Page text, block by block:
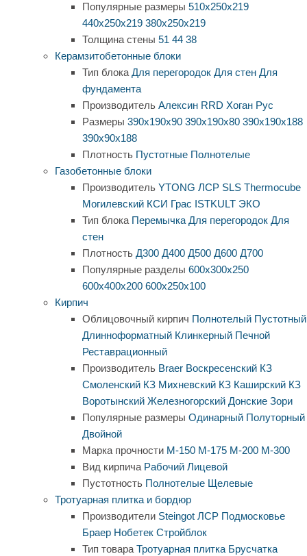
Популярные размеры 510х250х219
440х250х219 380х250х219
Толщина стены 51 44 38
Керамзитобетонные блоки
Тип блока Для перегородок Для стен Для
фундамента
Производитель Алексин RRD Хоган Рус
Размеры 390х190х90 390х190х80 390х190х188
390х90х188
Плотность Пустотные Полнотелые
Газобетонные блоки
Производитель YTONG ЛСР SLS Thermocube
Могилевский КСИ Грас ISTKULT ЭКО
Тип блока Перемычка Для перегородок Для
стен
Плотность Д300 Д400 Д500 Д600 Д700
Популярные разделы 600х300х250
600х400х200 600х250х100
Кирпич
Облицовочный кирпич Полнотелый Пустотный
Длинноформатный Клинкерный Печной
Реставрационный
Производитель Braer Воскресенский КЗ
Смоленский КЗ Михневский КЗ Каширский КЗ
Воротынский Железногорский Донские Зори
Популярные размеры Одинарный Полуторный
Двойной
Марка прочности М-150 М-175 М-200 М-300
Вид кирпича Рабочий Лицевой
Пустотность Полнотелые Щелевые
Тротуарная плитка и бордюр
Производители Steingot ЛСР Подмосковье
Браер Нобетек Стройблок
Тип товара Тротуарная плитка Брусчатка